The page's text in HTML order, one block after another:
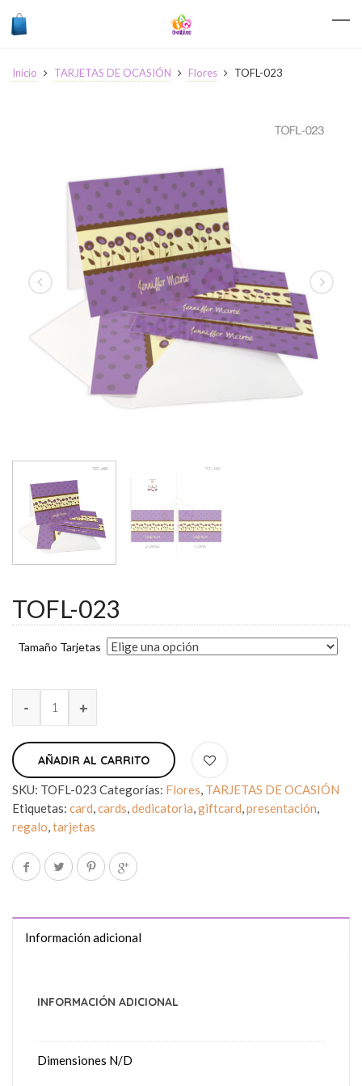
Inicio TARJETAS DE OCASIÓN Flores TOFL-023
TOFL-023
Tamaño Tarjetas
AÑADIR AL CARRITO
SKU: TOFL-023 Categorías: Flores, TARJETAS DE OCASIÓN
Etiquetas: card,cards,dedicatoria,giftcard,presentación,
regalo,tarjetas
Información adicional
INFORMACIÓN ADICIONAL
Dimensiones N/D